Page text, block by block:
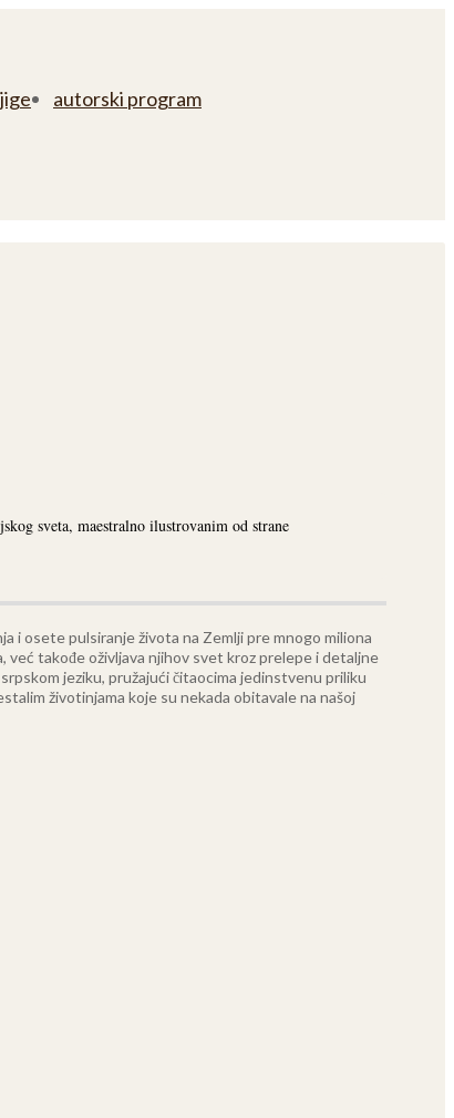
autorski program
sveta, maestralno ilustrovanim od strane
i osete pulsiranje života na Zemlji pre mnogo miliona
već takođe oživljava njihov svet kroz prelepe i detaljne
jeziku, pružajući čitaocima jedinstvenu priliku
životinjama koje su nekada obitavale na našoj